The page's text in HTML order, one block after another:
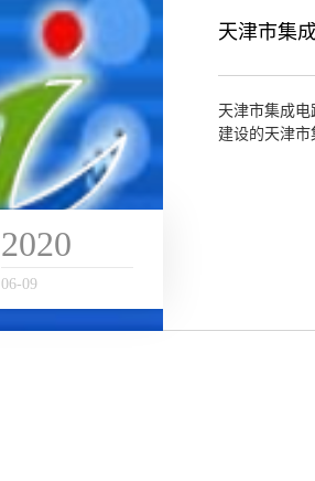
2020
06-09
天津市集
天津市集成
建设的天津